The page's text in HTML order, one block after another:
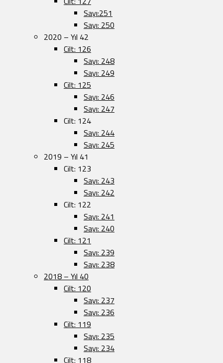
Sayı:251
Sayı: 250
2020 – Yıl 42
Cilt: 126
Sayı: 248
Sayı: 249
Cilt: 125
Sayı: 246
Sayı: 247
Cilt: 124
Sayı: 244
Sayı: 245
2019 – Yıl 41
Cilt: 123
Sayı: 243
Sayı: 242
Cilt: 122
Sayı: 241
Sayı: 240
Cilt: 121
Sayı: 239
Sayı: 238
2018 – Yıl 40
Cilt: 120
Sayı: 237
Sayı: 236
Cilt: 119
Sayı: 235
Sayı: 234
Cilt: 118